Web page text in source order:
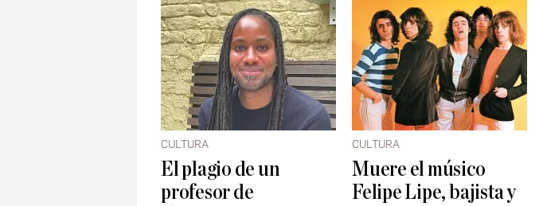
CULTURA
El plagio de un
profesor de
CULTURA
Muere el músico
Felipe Lipe, bajista y